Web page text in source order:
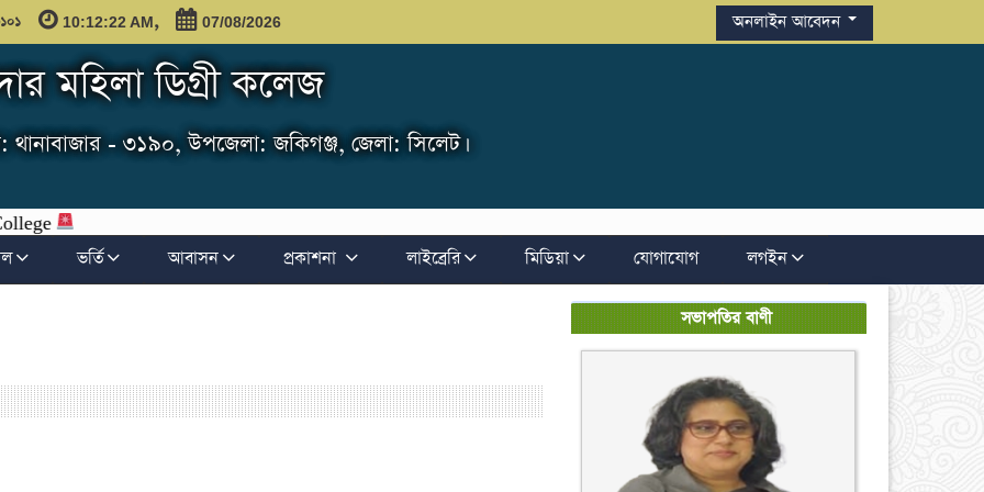
10:12:23 AM, 07/08/2026 অনলাইন আবেদন
মহিলা ডিগ্রী কলেজ
- ৩১৯০, উপজেলা: জকিগঞ্জ, জেলা: সিলেট।
ভর্তি আবাসন প্রকাশনা লাইব্রেরি মিডিয়া যোগাযোগ লগইন
সভাপতির বাণী